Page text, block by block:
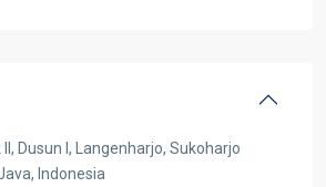
II, Dusun I, Langenharjo, Sukoharjo
Indonesia